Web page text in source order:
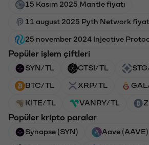
15 Kasım 2025 Mantle fiyatı
11 august 2025 Pyth Network
25 november 2024 Injective
Popüler işlem çiftleri
SYN/TL CTSI/TL
BTC/TL XRP/TL
KITE/TL VANRY/TL
Popüler kripto paralar
Synapse (SYN) Aave (AAVE)